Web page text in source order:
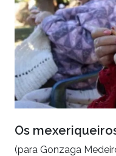
Os
(para Gonzaga